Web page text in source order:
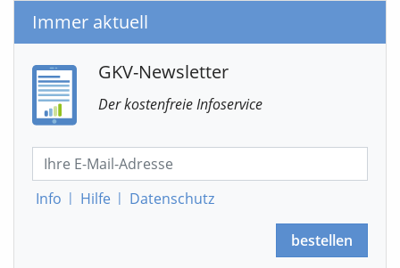
Immer aktuell
GKV-Newsletter
Der kostenfreie Infoservice
Info | Hilfe | Datenschutz
bestellen